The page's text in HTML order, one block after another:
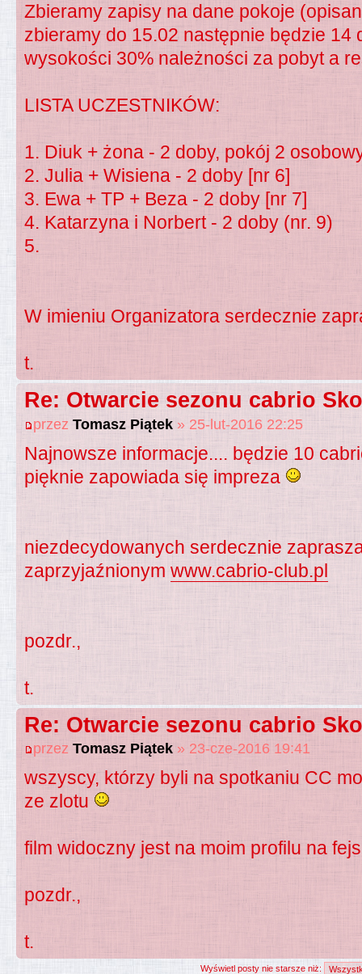
Zbieramy zapisy na dane pokoje
zbieramy do 15.02 następnie będzie 14
wysokości 30% należności za pobyt a
LISTA UCZESTNIKÓW:
1. Diuk + żona - 2 doby, pokój 2
2. Julia + Wisiena - 2 doby [nr 6]
3. Ewa + TP + Beza - 2 doby [nr 7]
4. Katarzyna i Norbert - 2 doby (nr. 9)
5.
W imieniu Organizatora serdecznie
t.
Re: Otwarcie sezonu cabrio
przez Tomasz Piątek » 25-lut-2016 22:25
Najnowsze informacje.... będzie 10
pięknie zapowiada się impreza
niezdecydowanych serdecznie
zaprzyjaźnionym www.cabrio-club.pl
pozdr.,
t.
Re: Otwarcie sezonu cabrio
przez Tomasz Piątek » 23-cze-2016 19:41
wszyscy, którzy byli na spotkaniu CC
ze zlotu
film widoczny jest na moim profilu na
pozdr.,
t.
Wyświetl posty nie starsze niż: